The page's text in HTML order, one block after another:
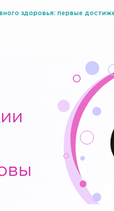
здоровья: первые